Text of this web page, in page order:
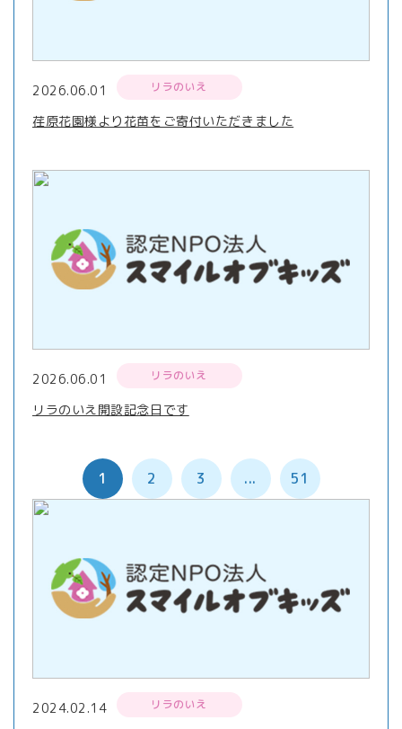
2026.06.01 リラのいえ
荏原花園様より花苗をご寄付いただきました
2026.06.01 リラのいえ
リラのいえ開設記念日です
1 2 3 ... 51
2024.02.14 リラのいえ